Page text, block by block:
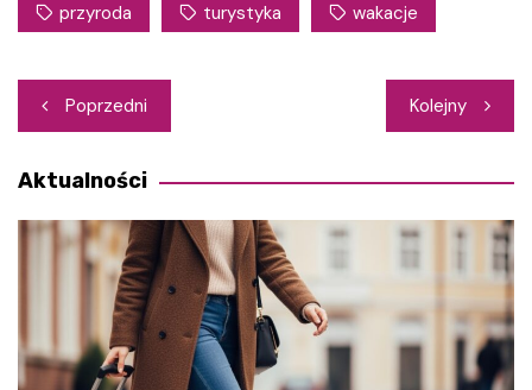
przyroda turystyka wakacje
Nawigacja
wpisu
Poprzedni Kolejny
Aktualności